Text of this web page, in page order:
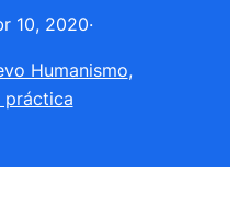
10, 2020·
Humanismo ,
práctica